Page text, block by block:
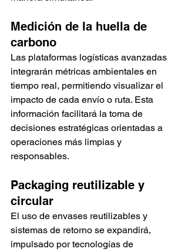
Medición de la huella de
carbono
Las plataformas logísticas avanzadas
integrarán métricas ambientales en
tiempo real, permitiendo visualizar el
impacto de cada envío o ruta. Esta
información facilitará la toma de
decisiones estratégicas orientadas a
operaciones más limpias y
responsables.
Packaging reutilizable y
circular
El uso de envases reutilizables y
sistemas de retorno se expandirá,
impulsado por tecnologías de